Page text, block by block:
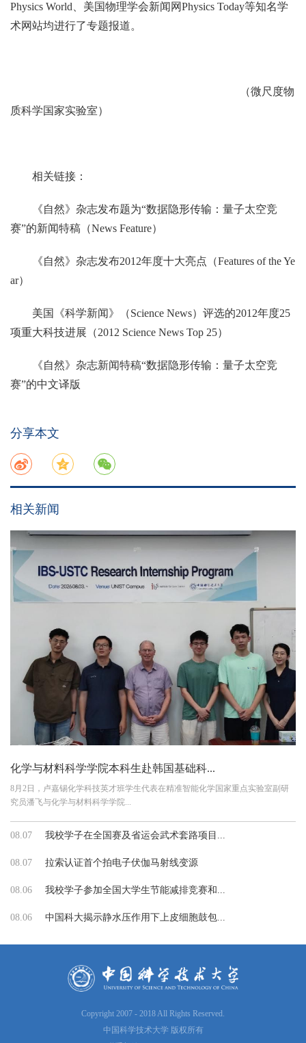
Physics World、美国物理学会新闻网Physics Today等知名学
术网站均进行了专题报道。
（微尺度物
质科学国家实验室）
相关链接：
《自然》杂志发布题为“数据隐形传输：量子太空竞
赛”的新闻特稿（News Feature）
《自然》杂志发布2012年度十大亮点（Features of the Ye
ar）
美国《科学新闻》（Science News）评选的2012年度25
项重大科技进展（2012 Science News Top 25）
《自然》杂志新闻特稿“数据隐形传输：量子太空竞
赛”的中文译版
分享本文
相关新闻
化学与材料科学学院本科生赴韩国基础科...
8月2日，卢嘉锡化学科技英才班学生代表在精准智能化学国家重点实验室副研
究员潘飞与化学与材料科学学院...
08.07 我校学子在全国赛及省运会武术套路项目...
08.07 拉索认证首个拍电子伏伽马射线变源
08.06 我校学子参加全国大学生节能减排竞赛和...
08.06 中国科大揭示静水压作用下上皮细胞鼓包...
Copyright 2007 - 2018 All Rights Reserved.
中国科学技术大学 版权所有